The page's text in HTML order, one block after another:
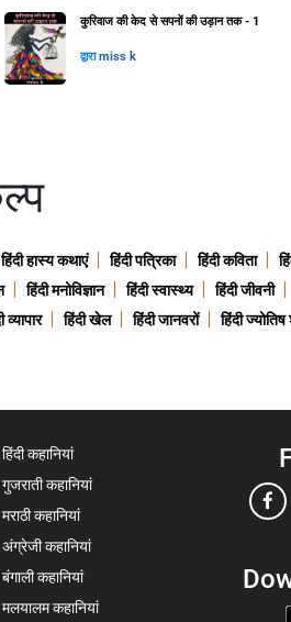
कुरिवाज की केद से सपनों की उड़ान तक - 1
द्वाराmiss k
हिंदी हास्य कथाएं हिंदी पत्रिका हिंदी कविता
हिंदी मनोविज्ञान हिंदी स्वास्थ्य हिंदी जीवनी
व्यापार हिंदी खेल हिंदी जानवरों हिंदी
हिंदी कहानियां
गुजराती कहानियां
मराठी कहानियां
अंग्रेजी कहानियां
बंगाली कहानियां
मलयालम कहानियां